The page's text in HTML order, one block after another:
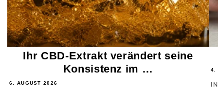
Ihr CBD-Extrakt verändert seine
Konsistenz im …
6. AUGUST 2026
4.